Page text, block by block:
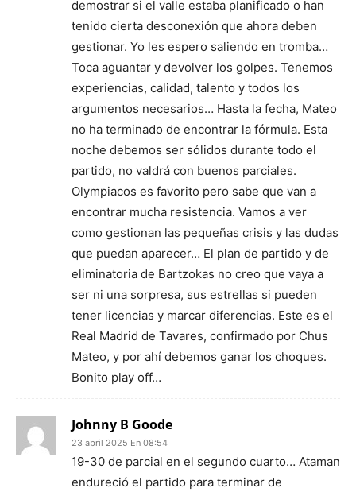
demostrar si el valle estaba planificado o han
tenido cierta desconexión que ahora deben
gestionar. Yo les espero saliendo en tromba…
Toca aguantar y devolver los golpes. Tenemos
experiencias, calidad, talento y todos los
argumentos necesarios… Hasta la fecha, Mateo
no ha terminado de encontrar la fórmula. Esta
noche debemos ser sólidos durante todo el
partido, no valdrá con buenos parciales.
Olympiacos es favorito pero sabe que van a
encontrar mucha resistencia. Vamos a ver
como gestionan las pequeñas crisis y las dudas
que puedan aparecer… El plan de partido y de
eliminatoria de Bartzokas no creo que vaya a
ser ni una sorpresa, sus estrellas si pueden
tener licencias y marcar diferencias. Este es el
Real Madrid de Tavares, confirmado por Chus
Mateo, y por ahí debemos ganar los choques.
Bonito play off…
Johnny B Goode
23 abril 2025 En 08:54
19-30 de parcial en el segundo cuarto… Ataman
endureció el partido para terminar de